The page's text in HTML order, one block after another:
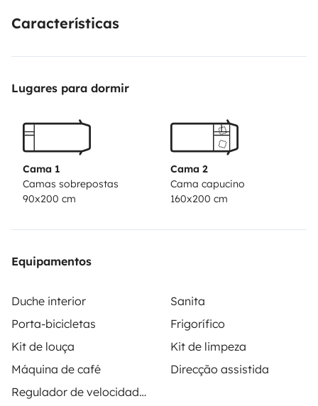
Características
Lugares para dormir
Cama 1
Camas sobrepostas
90x200 cm
Cama 2
Cama capucino
160x200 cm
Equipamentos
Duche interior
Sanita
Porta-bicicletas
Frigorífico
Kit de louça
Kit de limpeza
Máquina de café
Direcção assistida
Regulador de velocidade / Cruise Control